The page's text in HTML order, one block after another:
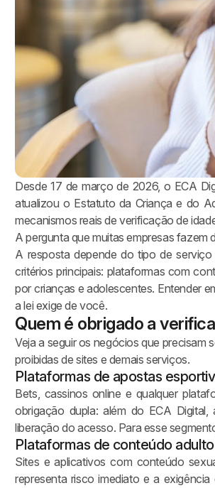
Desde 17 de março de 2026, o ECA
atualizou o Estatuto da Criança e do
mecanismos reais de verificação de
A pergunta que muitas empresas fazem
A resposta depende do tipo de
critérios principais: plataformas com
por crianças e adolescentes. Entender
a lei exige de você.
Quem é obrigado a
Veja a seguir os negócios que precisam
proibidas de sites e demais serviços.
Plataformas de apostas
Bets, cassinos online e qualquer
obrigação dupla: além do ECA
liberação do acesso. Para esse
Plataformas de conteúdo adulto
Sites e aplicativos com conteúdo
representa risco imediato e a